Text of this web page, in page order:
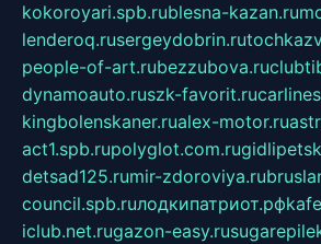
kokoroyari.spb.rublesna-kazan.ru
lenderoq.rusergeydobrin.ru
people-of-art.rubezzubova.ru
dynamoauto.ruszk-favorit.ru
kingbolenskaner.rualex-motor.ru
act1.spb.rupolyglot.com.ru
detsad125.rumir-zdoroviya.ru
council.spb.ruлодкипатриот.рф
iclub.net.rugazon-easy.ru